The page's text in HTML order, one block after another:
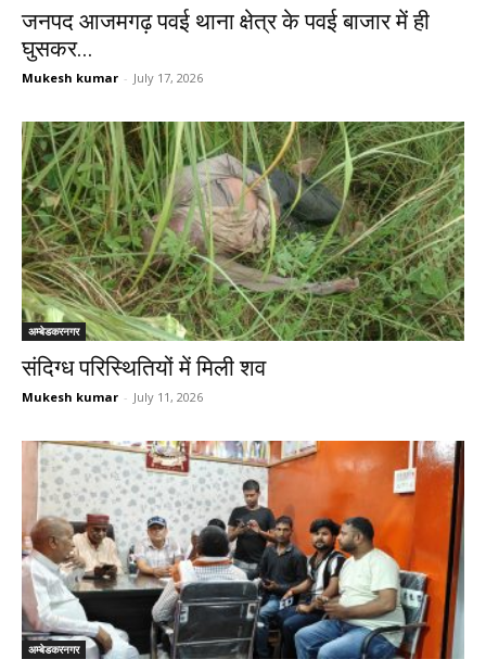
जनपद आजमगढ़ पवई थाना क्षेत्र के पवई बाजार में ही
घुसकर...
Mukesh kumar - July 17, 2026
अम्बेडकरनगर
संदिग्ध परिस्थितियों में मिली शव
Mukesh kumar - July 11, 2026
अम्बेडकरनगर